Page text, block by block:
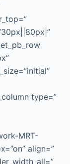
type=”
MRT-
align=”